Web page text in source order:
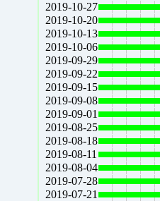
2019-10-27
2019-10-20
2019-10-13
2019-10-06
2019-09-29
2019-09-22
2019-09-15
2019-09-08
2019-09-01
2019-08-25
2019-08-18
2019-08-11
2019-08-04
2019-07-28
2019-07-21